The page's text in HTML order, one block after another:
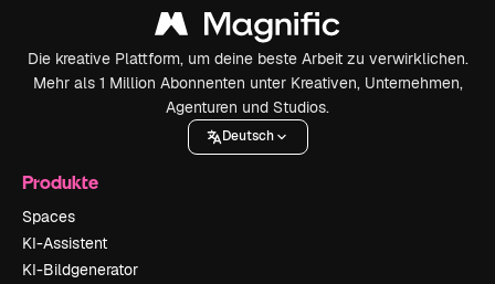
Die kreative Plattform, um deine beste Arbeit zu verwirklichen.
Mehr als 1 Million Abonnenten unter Kreativen, Unternehmen,
Agenturen und Studios.
Deutsch
Produkte
Spaces
KI-Assistent
KI-Bildgenerator